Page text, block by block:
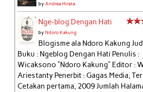
byAndrea Hirata
Nge-blog Dengan Hati
byNdoro Kakung
Blogisme ala Ndoro Kakung
Buku : Ngeblog Dengan Hati Penulis :
Wicaksono “Ndoro Kakung” Editor :
Ariestanty Penerbit : Gagas Media,
Cetakan pertama, 2009 Jumlah